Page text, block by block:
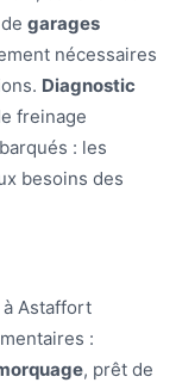
garages
nécessaires
Diagnostic
freinage
: les
besoins des
Astaffort
:
, prêt de